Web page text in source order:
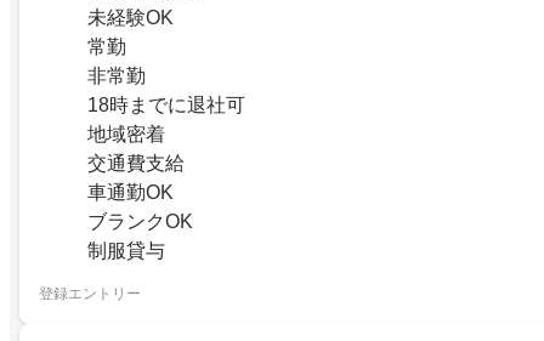
未経験OK
常勤
非常勤
18時までに退社可
地域密着
交通費支給
車通勤OK
ブランクOK
制服貸与
登録エントリー